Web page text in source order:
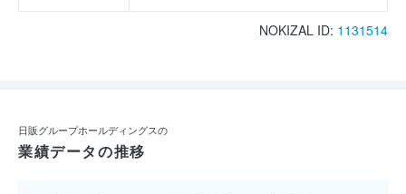
NOKIZAL ID: 1131514
日販グループホールディングスの
業績データの推移